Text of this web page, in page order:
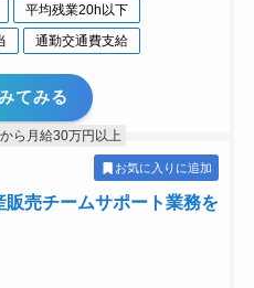
平均残業20h以下
通勤交通費支給
てみる
ら月給30万円以上
お気に入りに追加
販売チームサポート業務を